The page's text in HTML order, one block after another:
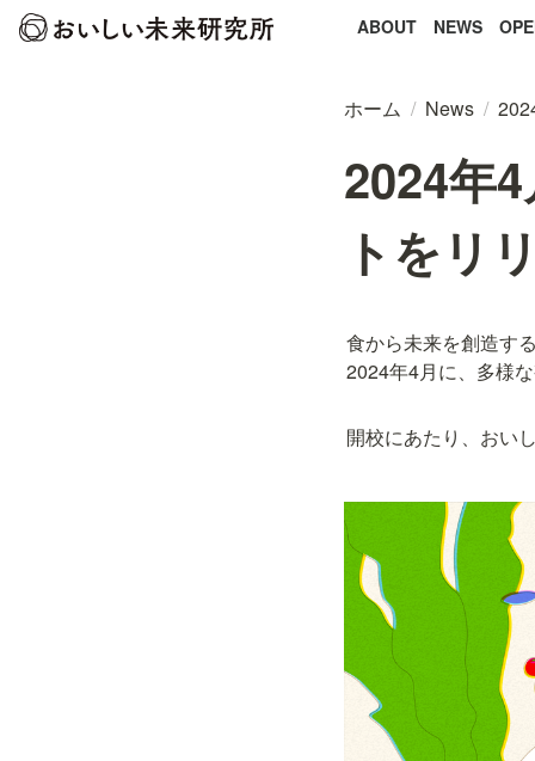
ABOUT NEWS
ホーム / News /
2024年
トをリ
食から未来を創造す
2024年4月に、多様
開校にあたり、おい